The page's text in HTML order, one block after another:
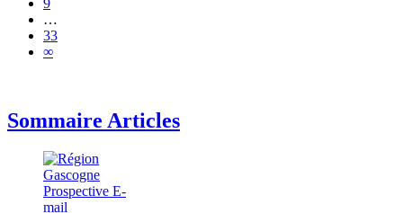
9
…
33
∞
Sommaire Articles